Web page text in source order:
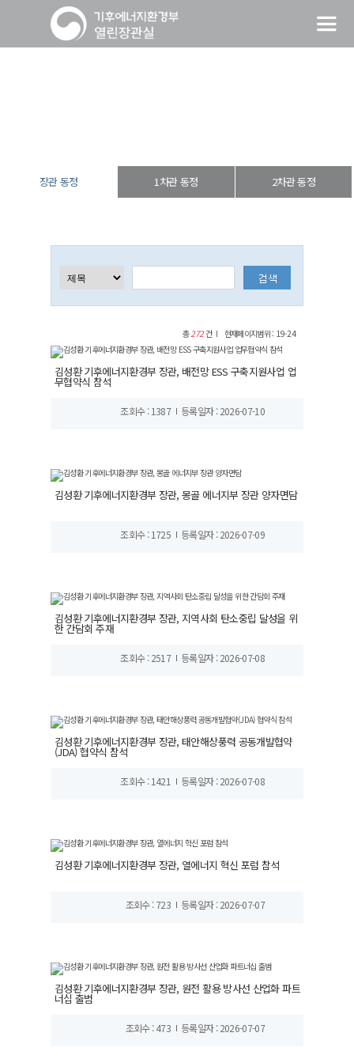
장관 동정 1차관 동정 2차관 동정
총272건 현재페이지범위 : 19-24
김성환 기후에너지환경부 장관, 배전망 ESS 구축지원사업 업
무협약식 참석
조회수 : 1387 등록일자 : 2026-07-10
김성환 기후에너지환경부 장관, 몽골 에너지부 장관 양자면담
조회수 : 1725 등록일자 : 2026-07-09
김성환 기후에너지환경부 장관, 지역사회 탄소중립 달성을 위
한 간담회 주재
조회수 : 2517 등록일자 : 2026-07-08
김성환 기후에너지환경부 장관, 태안해상풍력 공동개발협약
(JDA) 협약식 참석
조회수 : 1421 등록일자 : 2026-07-08
김성환 기후에너지환경부 장관, 열에너지 혁신 포럼 참석
조회수 : 723 등록일자 : 2026-07-07
김성환 기후에너지환경부 장관, 원전 활용 방사선 산업화 파트
너십 출범
조회수 : 473 등록일자 : 2026-07-07